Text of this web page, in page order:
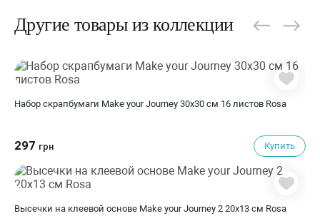
Другие товары из коллекции
Набор скрапбумаги Make your Journey 30х30 см 16 листов Rosa
297 грн Купить
Высечки на клеевой основе Make your Journey 2 20х13 см Rosa